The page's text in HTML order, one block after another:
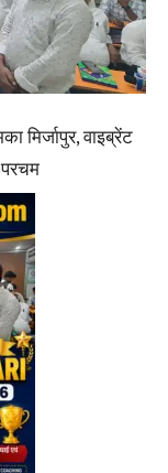
मिर्जापुर, वाइब्रेंट